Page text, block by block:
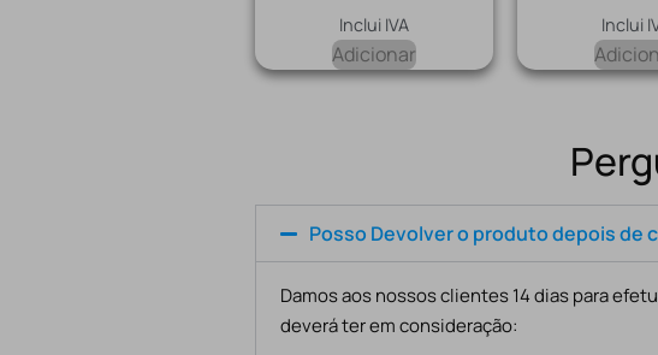
Inclui IVA
Adicionar
Inclui
Posso Devolver o produto depois de
Damos aos nossos clientes 14 dias para
deverá ter em consideração: